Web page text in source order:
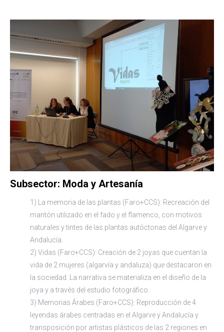
Subsector: Moda y Artesanía
1) La memoria de las plantas (Faro+CCS): Recreación del
mantón utilizado en el fado y el flamenco, con motivos
naturales y tintes de las plantas autóctonas del Algarve y
Andalucía.
2) Vidas (Faro+CCS): Creación de 2 joyas que cuentan la
vida de 2 mujeres (algarvía y andaluza) que destacaron en
la sociedad. La narrativa se materializa en el diseño de la
joya y a través del estudio fotográfico.
3) Memorias Árabes (Faro+CCS): Reproducción de 4
leyendas árabes centradas en el Algarve y Andalucía y
transposición por artistas plásticos de las 2 regiones en